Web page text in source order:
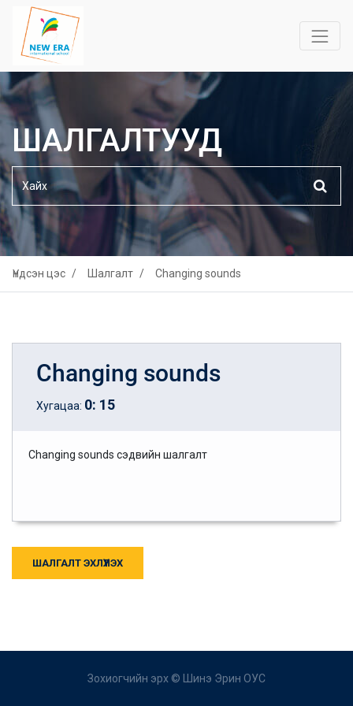
ШАЛГАЛТУУД
Үндсэн цэс Шалгалт Changing sounds
Changing sounds
Хугацаа: 0: 15
Changing sounds сэдвийн шалгалт
ШАЛГАЛТ ЭХЛҮҮЛЭХ
Зохиогчийн эрх © Шинэ Эрин ОУС